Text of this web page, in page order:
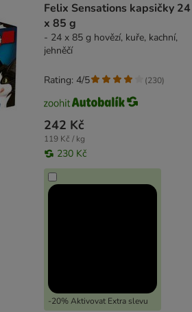
Felix Sensations kapsičky 24
x 85 g
- 24 x 85 g hovězí, kuře, kachní,
jehněčí
242 Kč
119 Kč / kg
230 Kč
-20% Aktivovat Extra slevu
Rating: 4/5 (230)